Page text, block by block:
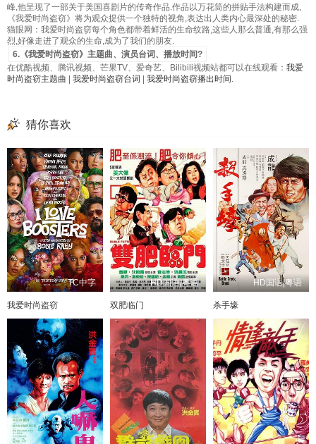
峰,他呈现了一部关于美国喜剧片的传奇作品.作品以万花筒的拼贴手法构建而成,
《我爱时尚盗窃》将为观众提供一个独特的视角,表达出人类内心最深处的秘密.
猫眼网：我爱时尚盗窃每个角色都带着鲜活的生命纹路,这些人那么普通,有那么强
烈,好像走进了观众的生命,成为了我们的朋友.
6.《我爱时尚盗窃》主题曲、演员台词、播放时间?
在优酷视频、腾讯视频、芒果TV、爱奇艺、Bilibili视频站都可以在线观看： 我爱
时尚盗窃主题曲
我爱时尚盗窃台词 我爱时尚盗窃播出时间 .
猜你喜欢
TC中字
我爱时尚盗窃
HD国语|粤语
双肥临门
HD国语|粤语
杀手壕